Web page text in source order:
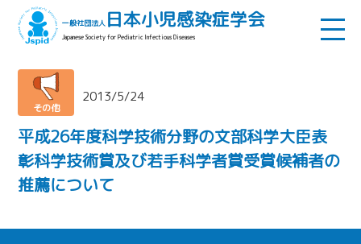
一般社団法人 日本小児感染症学会
Japanese Society for Pediatric Infectious Diseases
その他
2013/5/24
平成26年度科学技術分野の文部科学大臣表
彰科学技術賞及び若手科学者賞受賞候補者の
推薦について